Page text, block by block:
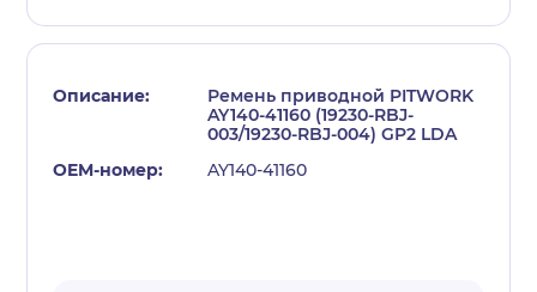
Ремень приводной PITWORK
AY140-41160 (19230-RBJ-
003/19230-RBJ-004) GP2 LDA
AY140-41160